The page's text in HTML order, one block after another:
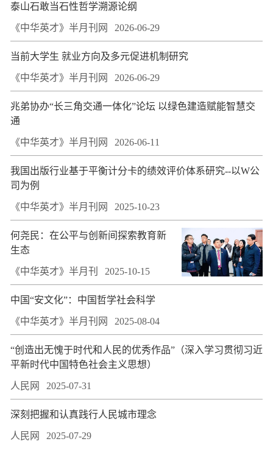
泰山石敢当石性哲学溯源论纲
《中华英才》半月刊网 2026-06-29
当前大学生 就业方向及多元促进机制研究
《中华英才》半月刊网 2026-06-29
兆弟协办“长三角交通一体化”论坛 以绿色建造赋能智慧交
通
《中华英才》半月刊网 2026-06-11
我国出版行业基于平衡计分卡的绩效评价体系研究--以W公
司为例
《中华英才》半月刊网 2025-10-23
何尧民：在公平与创新间探索教育新
生态
《中华英才》半月刊 2025-10-15
中国“安文化”：中国哲学社会科学
《中华英才》半月刊网 2025-08-04
“创造出无愧于时代和人民的优秀作品”（深入学习贯彻习近
平新时代中国特色社会主义思想）
人民网 2025-07-31
深刻把握和认真践行人民城市理念
人民网 2025-07-29